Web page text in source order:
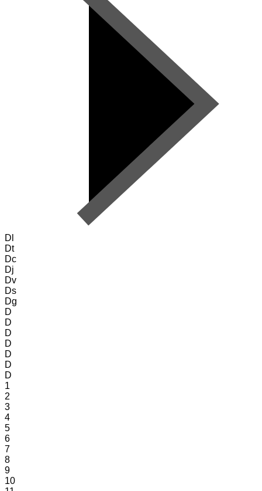
Dl
Dt
Dc
Dj
Dv
Ds
Dg
D
D
D
D
D
D
D
1
2
3
4
5
6
7
8
9
10